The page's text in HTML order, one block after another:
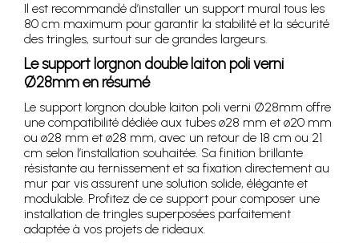
Il est recommandé d’installer un support mural tous les
80 cm maximum pour garantir la stabilité et la sécurité
des tringles, surtout sur de grandes largeurs.
Le support lorgnon double laiton poli verni
Ø28mm en résumé
Le support lorgnon double laiton poli verni Ø28mm offre
une compatibilité dédiée aux tubes ø28 mm et ø20 mm
ou ø28 mm et ø28 mm, avec un retour de 18 cm ou 21
cm selon l’installation souhaitée. Sa finition brillante
résistante au ternissement et sa fixation directement au
mur par vis assurent une solution solide, élégante et
modulable. Profitez de ce support pour composer une
installation de tringles superposées parfaitement
adaptée à vos projets de rideaux.